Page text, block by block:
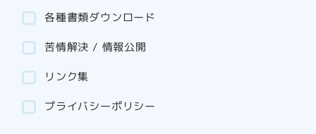
各種書類ダウンロード
苦情解決 / 情報公開
リンク集
プライバシーポリシー